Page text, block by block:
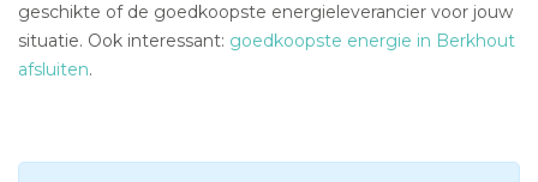
geschikte of de goedkoopste energieleverancier voor jouw
situatie. Ook interessant: goedkoopste energie in Berkhout
afsluiten.